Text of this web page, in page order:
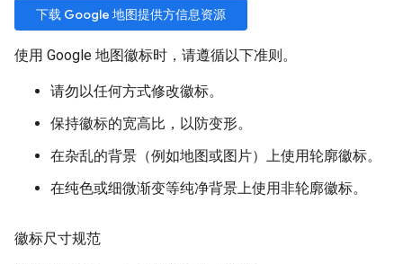
下载 Google 地图提供方信息资源
使用 Google 地图徽标时，请遵循以下准则。
请勿以任何方式修改徽标。
保持徽标的宽高比，以防变形。
在杂乱的背景（例如地图或图片）上使用轮廓徽标。
在纯色或细微渐变等纯净背景上使用非轮廓徽标。
徽标尺寸规范